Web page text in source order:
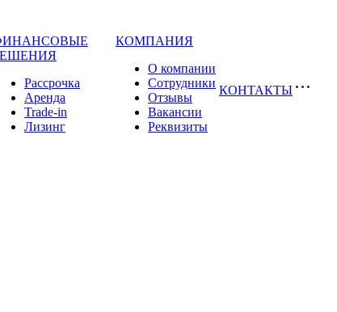
Рассрочка
Аренда
Trade-in
Лизинг
КОМПАНИЯ
О компании
Сотрудники
Отзывы
Вакансии
Реквизиты
КОНТАКТЫ